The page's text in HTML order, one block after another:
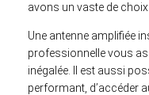
avons un vaste de choix
Une antenne amplifiée
professionnelle vous
inégalée. Il est aussi
performant, d’accéder